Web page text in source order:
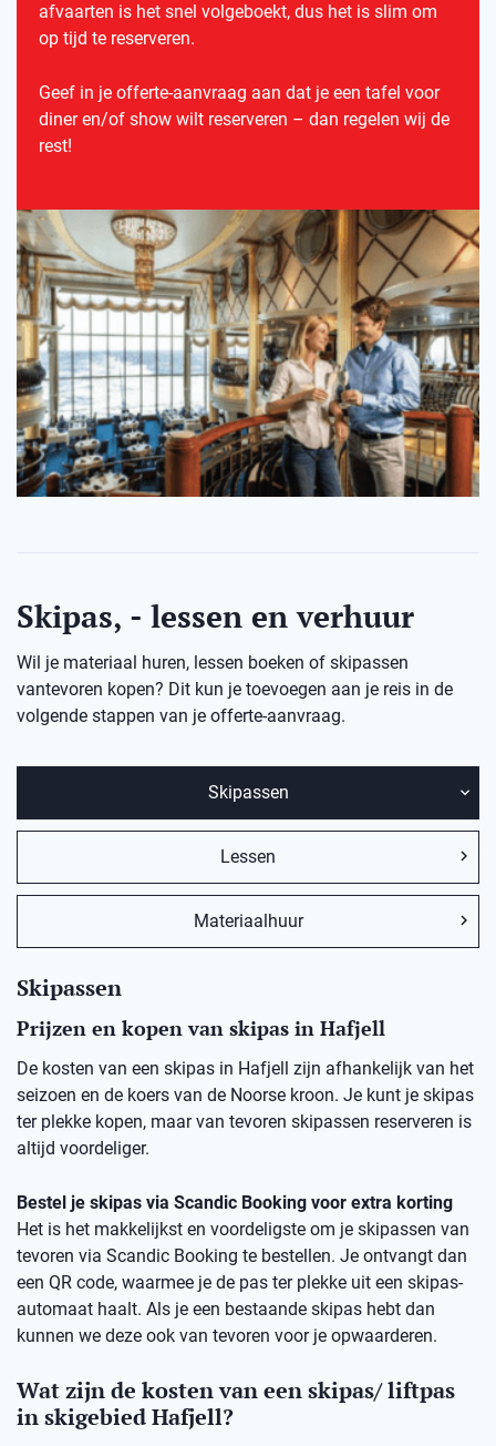
afvaarten is het snel volgeboekt, dus het is slim om
op tijd te reserveren.
Geef in je offerte-aanvraag aan dat je een tafel voor
diner en/of show wilt reserveren – dan regelen wij de
rest!
Skipas, - lessen en verhuur
Wil je materiaal huren, lessen boeken of skipassen
vantevoren kopen? Dit kun je toevoegen aan je reis in de
volgende stappen van je offerte-aanvraag.
Skipassen
Lessen
Materiaalhuur
Skipassen
Prijzen en kopen van skipas in Hafjell
De kosten van een skipas in Hafjell zijn afhankelijk van het
seizoen en de koers van de Noorse kroon. Je kunt je skipas
ter plekke kopen, maar van tevoren skipassen reserveren is
altijd voordeliger.
Bestel je skipas via Scandic Booking voor extra korting
Het is het makkelijkst en voordeligste om je skipassen van
tevoren via Scandic Booking te bestellen. Je ontvangt dan
een QR code, waarmee je de pas ter plekke uit een skipas-
automaat haalt. Als je een bestaande skipas hebt dan
kunnen we deze ook van tevoren voor je opwaarderen.
Wat zijn de kosten van een skipas/ liftpas
in skigebied Hafjell?